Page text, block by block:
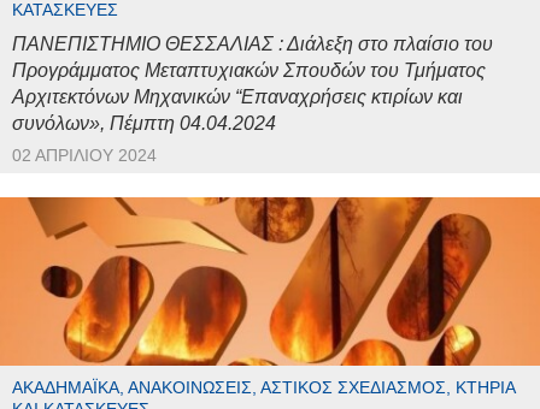
ΚΑΤΑΣΚΕΥΈΣ
ΠΑΝΕΠΙΣΤΗΜΙΟ ΘΕΣΣΑΛΙΑΣ : Διάλεξη στο πλαίσιο του
Προγράμματος Μεταπτυχιακών Σπουδών του Τμήματος
Αρχιτεκτόνων Μηχανικών “Επαναχρήσεις κτιρίων και
συνόλων», Πέμπτη 04.04.2024
02 ΑΠΡΙΛΊΟΥ 2024
ΑΚΑΔΗΜΑΪΚΆ, ΑΝΑΚΟΙΝΏΣΕΙΣ, ΑΣΤΙΚΌΣ ΣΧΕΔΙΑΣΜΌΣ, ΚΤΉΡΙΑ